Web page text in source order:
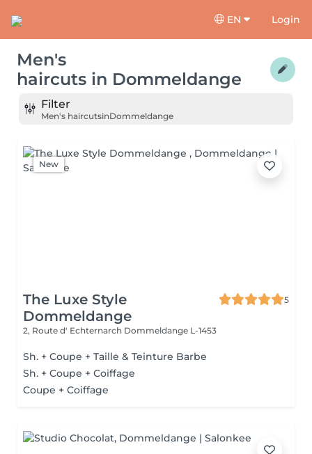
EN Login
Men's
haircuts in Dommeldange
Filter
Men's haircutsinDommeldange
New
The Luxe Style
Dommeldange
5
2, Route d' Echternarch Dommeldange L-1453
Sh. + Coupe + Taille & Teinture Barbe
Sh. + Coupe + Coiffage
Coupe + Coiffage